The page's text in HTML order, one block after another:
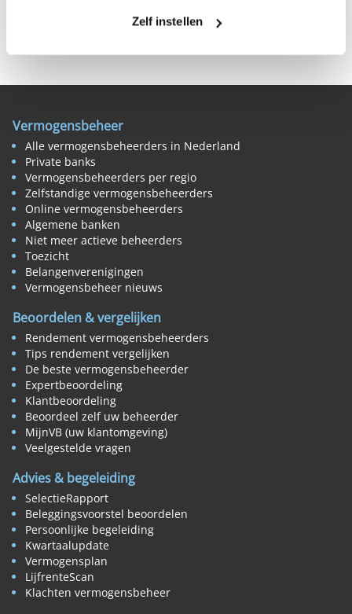
Zelf instellen
Vermogensbeheer
Alle vermogensbeheerders in Nederland
Private banks
Vermogensbeheerders per regio
Zelfstandige vermogensbeheerders
Online vermogensbeheerders
Algemene banken
Niet meer actieve beheerders
Toezicht
Belangenverenigingen
Vermogensbeheer nieuws
Beoordelen & vergelijken
Rendement vermogensbeheerders
Tips rendement vergelijken
De beste vermogensbeheerder
Expertbeoordeling
Klantbeoordeling
Beoordeel zelf uw beheerder
MijnVB (uw klantomgeving)
Veelgestelde vragen
Advies & begeleiding
SelectieRapport
Beleggingsvoorstel beoordelen
Persoonlijke begeleiding
Kwartaalupdate
Vermogensplan
LijfrenteScan
Klachten vermogensbeheer